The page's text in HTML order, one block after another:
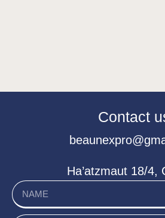
Contact
Ha’atzmaut 18/4,